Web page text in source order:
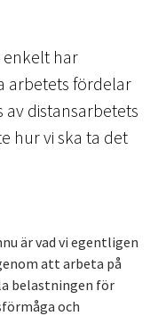
enkelt har
arbetets fördelar
distansarbetets
hur vi ska ta det
är vad vi egentligen
att arbeta på
belastningen för
och